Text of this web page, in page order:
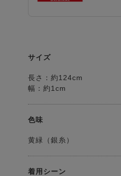
サイズ
長さ：約124cm
幅：約1cm
色味
黄緑（銀糸）
着用シーン